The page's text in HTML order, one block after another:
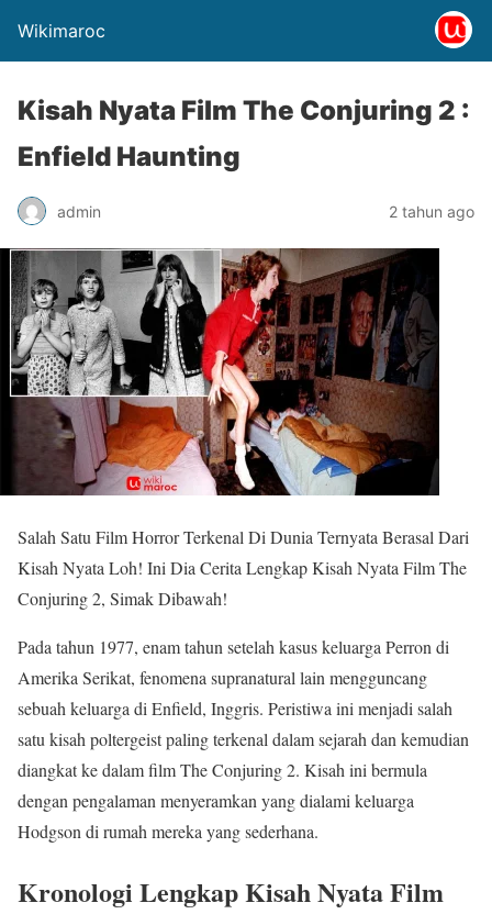
Wikimaroc
Kisah Nyata Film The Conjuring 2 :
Enfield Haunting
admin 2 tahun ago
Salah Satu Film Horror Terkenal Di Dunia Ternyata Berasal Dari
Kisah Nyata Loh! Ini Dia Cerita Lengkap Kisah Nyata Film The
Conjuring 2, Simak Dibawah!
Pada tahun 1977, enam tahun setelah kasus keluarga Perron di
Amerika Serikat, fenomena supranatural lain mengguncang
sebuah keluarga di Enfield, Inggris. Peristiwa ini menjadi salah
satu kisah poltergeist paling terkenal dalam sejarah dan kemudian
diangkat ke dalam film The Conjuring 2. Kisah ini bermula
dengan pengalaman menyeramkan yang dialami keluarga
Hodgson di rumah mereka yang sederhana.
Kronologi Lengkap Kisah Nyata Film